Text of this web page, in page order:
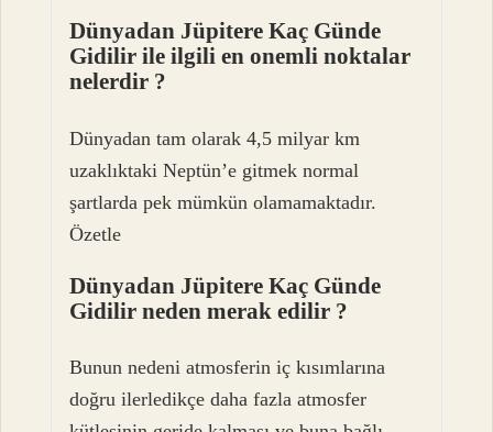
Dünyadan Jüpitere Kaç Günde
Gidilir ile ilgili en onemli noktalar
nelerdir ?
Dünyadan tam olarak 4,5 milyar km
uzaklıktaki Neptün’e gitmek normal
şartlarda pek mümkün olamamaktadır.
Özetle
Dünyadan Jüpitere Kaç Günde
Gidilir neden merak edilir ?
Bunun nedeni atmosferin iç kısımlarına
doğru ilerledikçe daha fazla atmosfer